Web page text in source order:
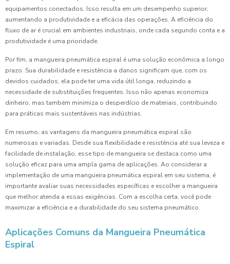
equipamentos conectados. Isso resulta em um desempenho superior,
aumentando a produtividade e a eficácia das operações. A eficiência do
fluxo de ar é crucial em ambientes industriais, onde cada segundo conta e a
produtividade é uma prioridade.
Por fim, a mangueira pneumática espiral é uma solução econômica a longo
prazo. Sua durabilidade e resistência a danos significam que, com os
devidos cuidados, ela pode ter uma vida útil longa, reduzindo a
necessidade de substituições frequentes. Isso não apenas economiza
dinheiro, mas também minimiza o desperdício de materiais, contribuindo
para práticas mais sustentáveis nas indústrias.
Em resumo, as vantagens da mangueira pneumática espiral são
numerosas e variadas. Desde sua flexibilidade e resistência até sua leveza e
facilidade de instalação, esse tipo de mangueira se destaca como uma
solução eficaz para uma ampla gama de aplicações. Ao considerar a
implementação de uma mangueira pneumática espiral em seu sistema, é
importante avaliar suas necessidades específicas e escolher a mangueira
que melhor atenda a essas exigências. Com a escolha certa, você pode
maximizar a eficiência e a durabilidade do seu sistema pneumático.
Aplicações Comuns da Mangueira Pneumática
Espiral